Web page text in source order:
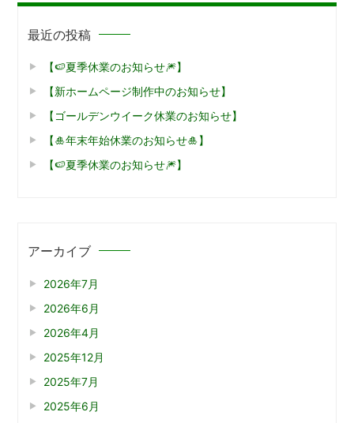
最近の投稿
【🍉夏季休業のお知らせ🎆】
【新ホームページ制作中のお知らせ】
【ゴールデンウイーク休業のお知らせ】
【🎍年末年始休業のお知らせ🎍】
【🍉夏季休業のお知らせ🎆】
アーカイブ
2026年7月
2026年6月
2026年4月
2025年12月
2025年7月
2025年6月